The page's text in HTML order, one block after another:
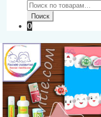
Искать:
Поиск
0